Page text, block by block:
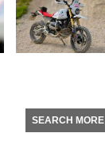
SEARCH MORE